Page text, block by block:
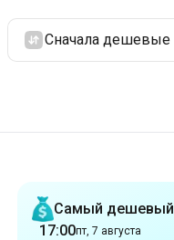
Сначала дешевые
Самый дешевый
17:00пт, 7 августа